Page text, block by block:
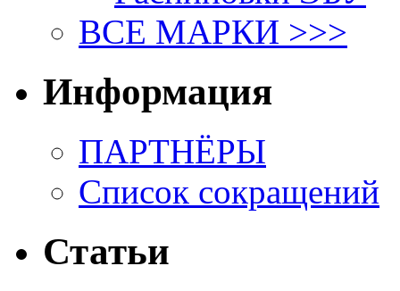
ВСЕ МАРКИ >>>
Информация
ПАРТНЁРЫ
Список сокращений
Статьи